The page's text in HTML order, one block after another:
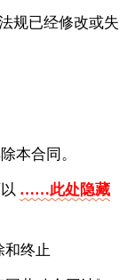
规已经修改或失
本合同。
……此处隐藏
和终止